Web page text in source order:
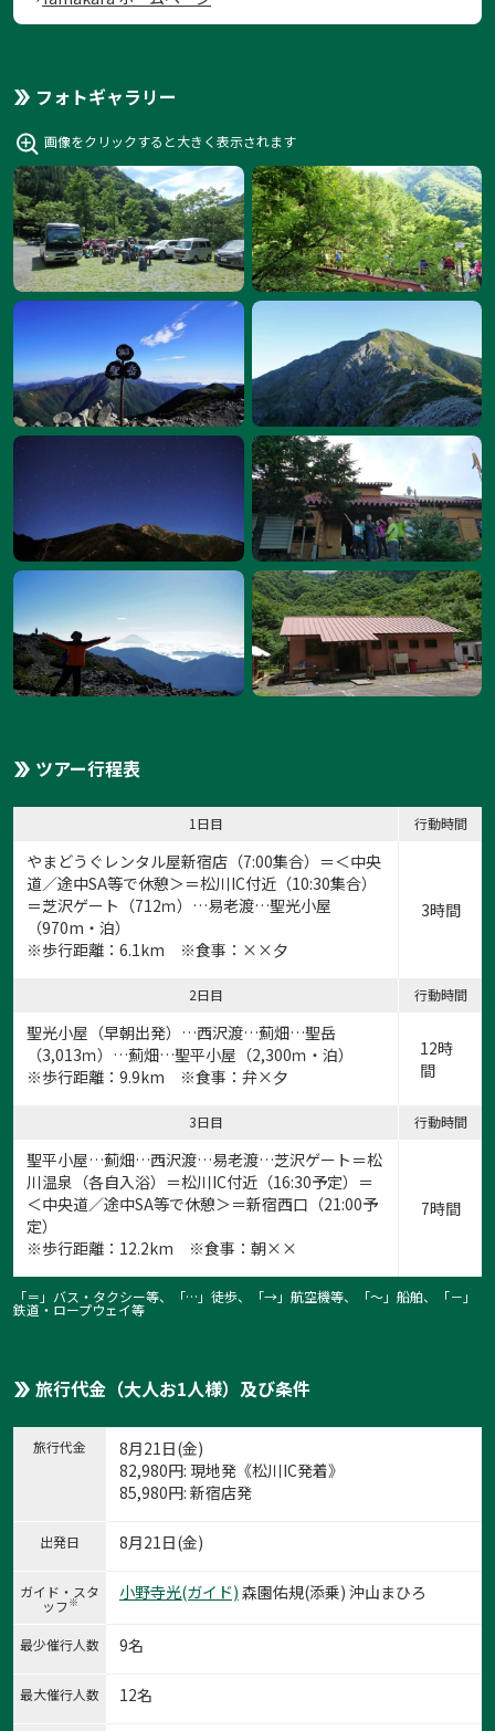
フォトギャラリー
画像をクリックすると大きく表示されます
ツアー行程表
1日目 行動時間
やまどうぐレンタル屋新宿店 （7:00集合）＝＜中央
道／途中SA等で休憩＞＝松川IC付近（10:30集合）
＝芝沢ゲート（712ｍ）…易老渡…聖光小屋
（970m・泊）
※歩行距離：6.1km ※食事：××夕
3時間
2日目 行動時間
聖光小屋（早朝出発）…西沢渡…薊畑…聖岳
（3,013ｍ）…薊畑…聖平小屋（2,300ｍ・泊）
※歩行距離：9.9km ※食事：弁×夕
12時
間
3日目 行動時間
聖平小屋…薊畑…西沢渡…易老渡…芝沢ゲート＝松
川温泉（各自入浴）＝松川IC付近（16:30予定）＝
＜中央道／途中SA等で休憩＞＝新宿西口（21:00予
定）
※歩行距離：12.2km ※食事：朝××
7時間
「＝」バス・タクシー等、「…」徒歩、「→」航空機等、「〜」船舶、「－」
鉄道・ロープウェイ等
旅行代金（大人お1人様）及び条件
旅行代金
8月21日(金)
82,980円: 現地発《松川IC発着》
85,980円: 新宿店発
出発日 8月21日(金)
ガイド・スタ
ッフ※ 小野寺光(ガイド) 森園佑規(添乗) 沖山まひろ
最少催行人数 9名
最大催行人数 12名